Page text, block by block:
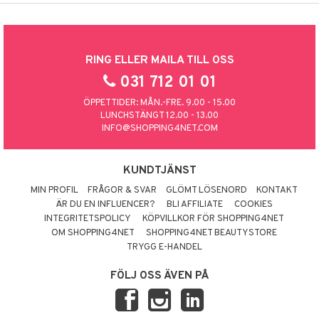
RING ELLER MAILA TILL OSS
031 712 01 01
ÖPPETTIDER: MÅN.-FRE. 9.00 - 15.00
LUNCHSTÄNGT 12.00 - 13.00
INFO@SHOPPING4NET.COM
KUNDTJÄNST
MIN PROFIL FRÅGOR & SVAR GLÖMT LÖSENORD
KONTAKT
ÄR DU EN INFLUENCER?
BLI AFFILIATE
COOKIES
INTEGRITETSPOLICY
KÖPVILLKOR FÖR SHOPPING4NET
OM SHOPPING4NET
SHOPPING4NET BEAUTYSTORE
TRYGG E-HANDEL
FÖLJ OSS ÄVEN PÅ